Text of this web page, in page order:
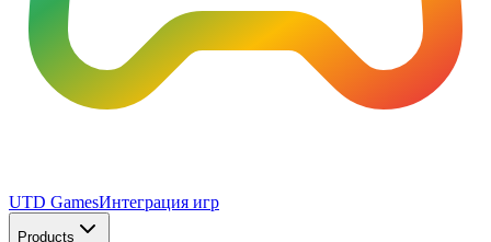
UTD GamesИнтеграция игр
Products